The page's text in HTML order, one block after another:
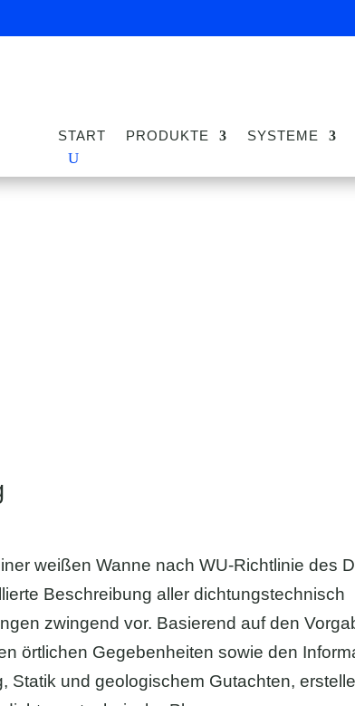
START PRODUKTE SYSTEME
weißen Wanne nach WU-Richtlinie des
Beschreibung aller dichtungstechnisch
zwingend vor. Basierend auf den
örtlichen Gegebenheiten sowie den
Statik und geologischem Gutachten,